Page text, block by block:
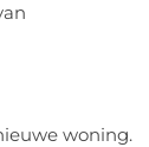
woning.